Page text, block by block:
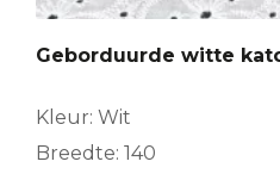
Geborduurde witte
Kleur: Wit
Breedte: 140